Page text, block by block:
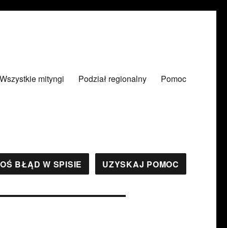
Wszystkie mityngi Podział regionalny Pomoc
BŁĄD W SPISIE UZYSKAJ POMOC